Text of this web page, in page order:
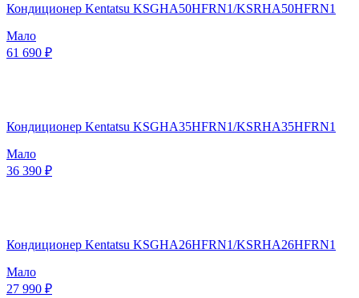
Кондиционер Kentatsu KSGHA50HFRN1/KSRHA50HFRN1
Мало
61 690 ₽
Кондиционер Kentatsu KSGHA35HFRN1/KSRHA35HFRN1
Мало
36 390 ₽
Кондиционер Kentatsu KSGHA26HFRN1/KSRHA26HFRN1
Мало
27 990 ₽